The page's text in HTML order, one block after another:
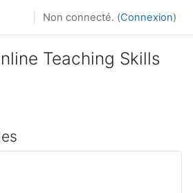
Non connecté. (Connexion)
Teaching Skills